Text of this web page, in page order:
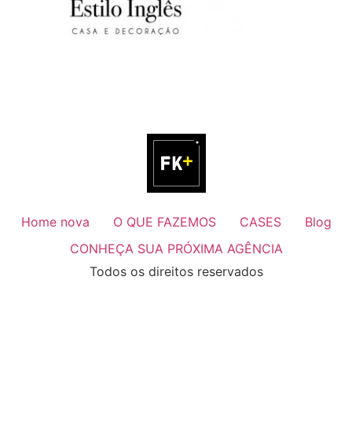
Home nova O QUE FAZEMOS CASES
Blog
CONHEÇA SUA PRÓXIMA AGÊNCIA
Todos os direitos reservados